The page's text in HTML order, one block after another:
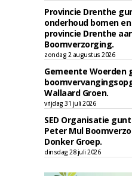
Provincie Drenthe
onderhoud bomen
provincie Drenthe
Boomverzorging.
zondag 2 augustus 2026
Gemeente Woerden
Wallaard Groen.
vrijdag 31 juli 2026
SED Organisatie
Peter Mul
Donker Groep.
dinsdag 28 juli 2026